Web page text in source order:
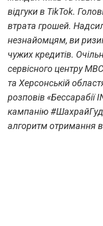
відгуки в TikTok.
втрата грошей.
незнайомцям, ви
чужих кредитів.
сервісного центру
та Херсонській
розповів «Бессарабії
кампанію
алгоритм отримання